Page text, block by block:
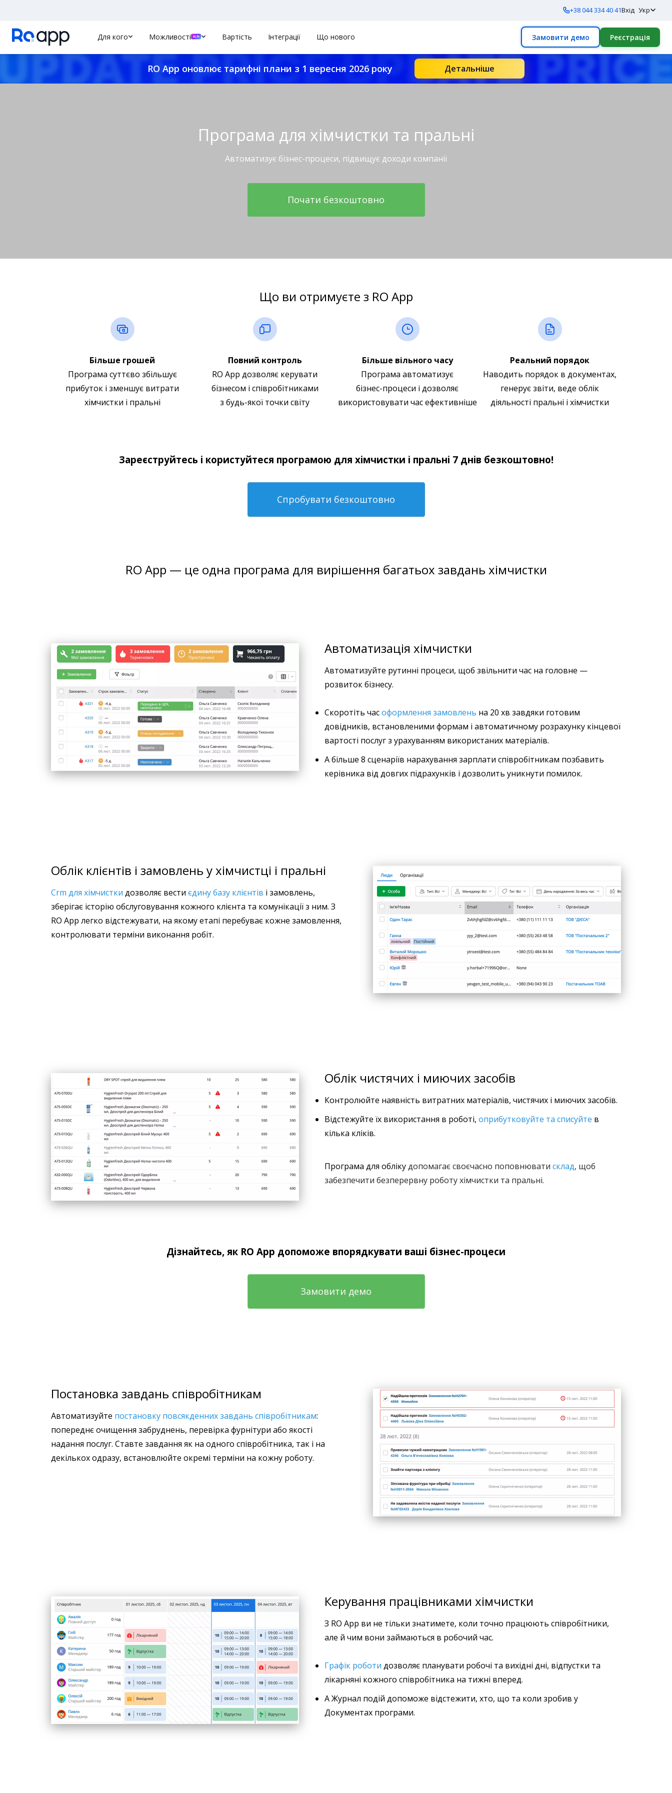
+38 044 334 40 41Вхід Укр
Для кого Можливості Вартість Інтеграції Що нового Замовити демо Реєстрація
RO App оновлює тарифні плани з 1 вересня 2026 року Детальніше
Програма для хімчистки та пральні
Автоматизує бізнес-процеси, підвищує доходи компанії
Почати безкоштовно
Що ви отримуєте з RO App
Більше грошей
Програма суттєво збільшує
прибуток і зменшує витрати
хімчистки і пральні
Повний контроль
RO App дозволяє керувати
бізнесом і співробітниками
з будь-якої точки світу
Більше вільного часу
Програма автоматизує
бізнес-процеси і дозволяє
використовувати час ефективніше
Реальний порядок
Наводить порядок в документах,
генерує звіти, веде облік
діяльності пральні і хімчистки
Зареєструйтесь і користуйтеся програмою для хімчистки і пральні 7 днів безкоштовно!
Спробувати безкоштовно
RO App — це одна програма для вирішення багатьох завдань хімчистки
Автоматизація хімчистки
Автоматизуйте рутинні процеси, щоб звільнити час на головне —
розвиток бізнесу.
Скоротіть часоформлення замовлень на 20 хв завдяки готовим
довідників, встановленими формам і автоматичному розрахунку кінцевої
вартості послуг з урахуванням використаних матеріалів.
А більше 8 сценаріїв нарахування зарплати співробітникам позбавить
керівника від довгих підрахунків і дозволить уникнути помилок.
Облік клієнтів і замовлень у хімчистці і пральні
Crm для хімчистки дозволяє вести єдину базу клієнтів і замовлень,
зберігає історію обслуговування кожного клієнта та комунікації з ним. З
RO App легко відстежувати, на якому етапі перебуває кожне замовлення,
контролювати терміни виконання робіт.
Облік чистячих і миючих засобів
Контролюйте наявність витратних матеріалів, чистячих і миючих засобів.
Відстежуйте їх використання в роботі,оприбутковуйте та списуйте в
кілька кліків.
Програма для облікудопомагає своєчасно поповнюватисклад, щоб
забезпечити безперервну роботу хімчистки та пральні.
Дізнайтесь, як RO App допоможе впорядкувати ваші бізнес-процеси
Замовити демо
Постановка завдань співробітникам
Автоматизуйте постановку повсякденних завдань співробітникам:
попереднє очищення забруднень, перевірка фурнітури або якості
надання послуг. Ставте завдання як на одного співробітника, так і на
декількох одразу, встановлюйте окремі терміни на кожну роботу.
Керування працівниками хімчистки
З RO App ви не тільки знатимете, коли точно працюють співробітники,
але й чим вони займаються в робочий час.
Графік роботи дозволяє планувати робочі та вихідні дні, відпустки та
лікарняні кожного співробітника на тижні вперед.
А Журнал подій допоможе відстежити, хто, що та коли зробив у
Документах програми.